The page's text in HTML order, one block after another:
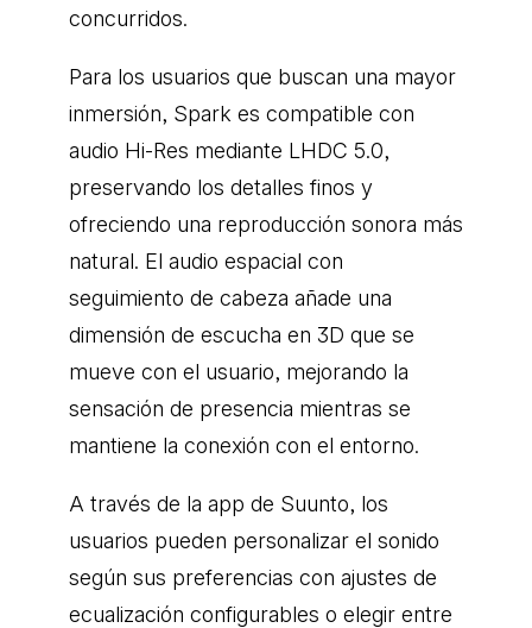
concurridos.
Para los usuarios que buscan una mayor
inmersión, Spark es compatible con
audio Hi-Res mediante LHDC 5.0,
preservando los detalles finos y
ofreciendo una reproducción sonora más
natural. El audio espacial con
seguimiento de cabeza añade una
dimensión de escucha en 3D que se
mueve con el usuario, mejorando la
sensación de presencia mientras se
mantiene la conexión con el entorno.
A través de la app de Suunto, los
usuarios pueden personalizar el sonido
según sus preferencias con ajustes de
ecualización configurables o elegir entre